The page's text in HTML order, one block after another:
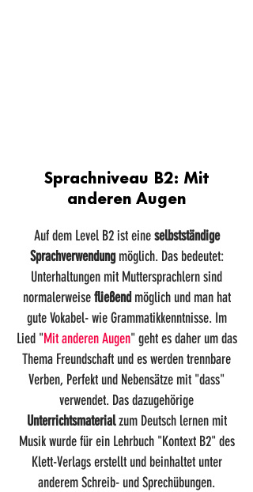
Sprachniveau B2: Mit
anderen Augen
Auf dem Level B2 ist eineselbstständige
Sprachverwendungmöglich. Das bedeutet:
Unterhaltungen mit Muttersprachlern sind
normalerweisefließend möglich und man hat
gute Vokabel- wie Grammatikkenntnisse. Im
Lied "Mit anderen Augen" geht es daher um das
Thema Freundschaft und es werden trennbare
Verben, Perfekt und Nebensätze mit "dass"
verwendet. Das dazugehörige
Unterrichtsmaterialzum Deutsch lernen mit
Musik wurde für ein Lehrbuch "Kontext B2" des
Klett-Verlags erstellt und beinhaltet unter
anderem Schreib- und Sprechübungen.